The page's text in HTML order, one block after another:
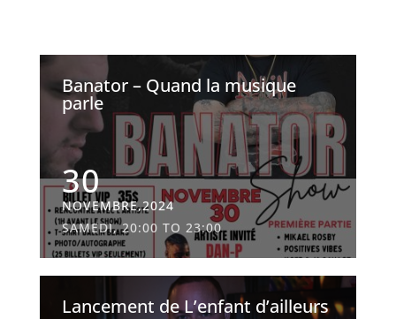
Banator – Quand la musique
parle
30
NOVEMBRE,2024
SAMEDI, 20:00 TO 23:00
Lancement de L’enfant d’ailleurs